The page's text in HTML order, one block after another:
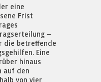
eine
Frist
–
die betreffende
Eine
hinaus
auf den
von vier